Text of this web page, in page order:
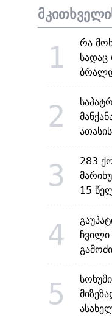
1
რა
სადაც
2
3
283
15
4
ჩვილი
5